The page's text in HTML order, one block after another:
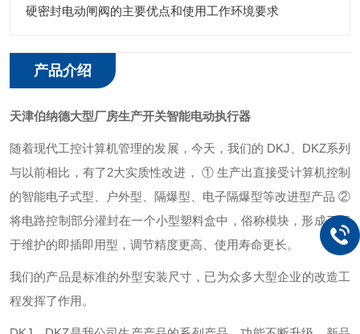
硬密封电动闸阀的主要优点和使用工作环境要求
产品介绍
天津伯纳德大型厂房生产开关智能电动执行器
随着现代工控计算机管理的发展，今天，我们的 DKJ、DKZ系列
与以前相比，有了2大实质性改进， ①生产出直接受计算机控制
的智能电子式型、户外型、隔爆型、电子隔爆型等改进型产品 ②
将电路控制部分灌封在一个小型塑料盒中，俗称模块，形成了便
于维护的即插即用型，调节精度更高、使用寿命更长。
我们的产品是标准的外型安装尺寸，已为众多大型企业的改造工
程发挥了作用。